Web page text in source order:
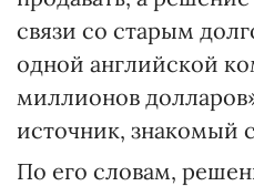
связи со старым
одной английской
миллионов
источник, знакомый
По его словам,